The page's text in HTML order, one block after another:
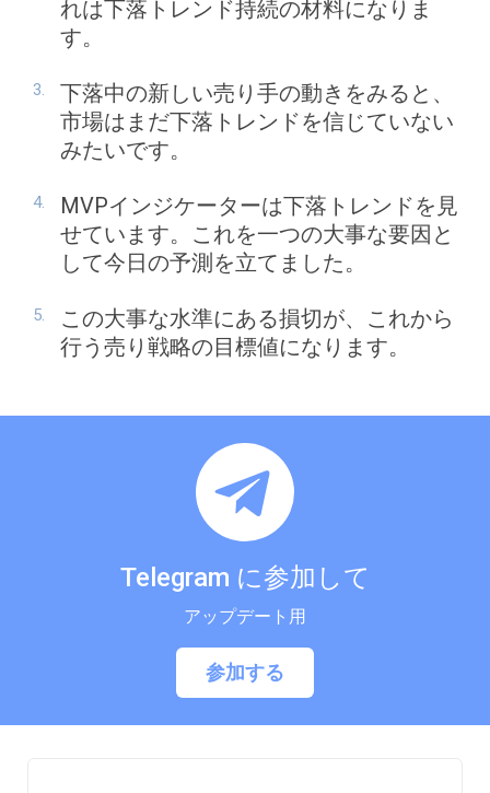
れは下落トレンド持続の材料になりま
す。
下落中の新しい売り手の動きをみると、
市場はまだ下落トレンドを信じていない
みたいです。
MVPインジケーターは下落トレンドを見
せています。これを一つの大事な要因と
して今日の予測を立てました。
この大事な水準にある損切が、これから
行う売り戦略の目標値になります。
Telegram に参加して
アップデート用
参加する